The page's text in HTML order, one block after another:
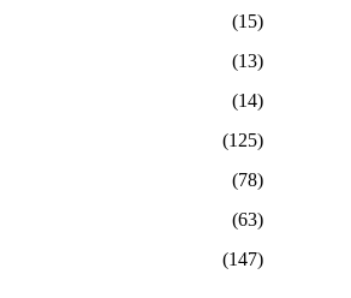
(15)
(13)
(14)
(125)
(78)
(63)
(147)